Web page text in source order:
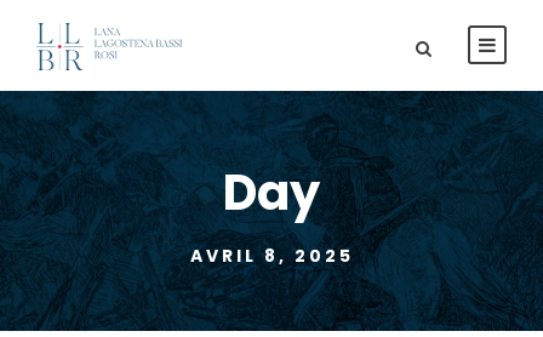
Day
AVRIL 8, 2025